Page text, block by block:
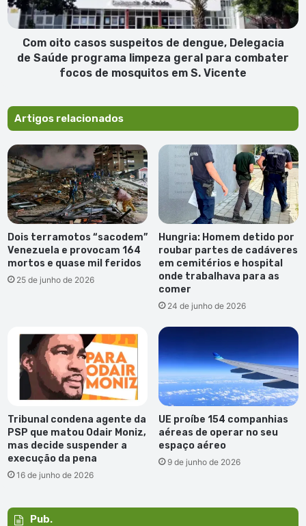
de
Saúde
programa
limpeza
focos
de
mosquitos
em
S.
Vicente
Com oito casos suspeitos de dengue, Delegacia
de Saúde programa limpeza geral para combater
focos de mosquitos em S. Vicente
Artigos relacionados
Dois terramotos “sacodem”
Venezuela e provocam 164
mortos e quase mil feridos
25 de junho de 2026
Hungria: Homem detido por
roubar partes de cadáveres
em cemitérios e hospital
onde trabalhava para as
comer
24 de junho de 2026
Tribunal condena agente da
PSP que matou Odair Moniz,
mas decide suspender a
execução da pena
16 de junho de 2026
UE proíbe 154 companhias
aéreas de operar no seu
espaço aéreo
9 de junho de 2026
Pub.